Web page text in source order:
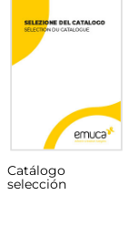
Catálogo
selección